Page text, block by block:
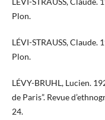
Plon.
​​​LÉVI-STRAUSS,
Plon.
LÉVY-BRUHL, Lucien.
de Paris”. Revue
24.